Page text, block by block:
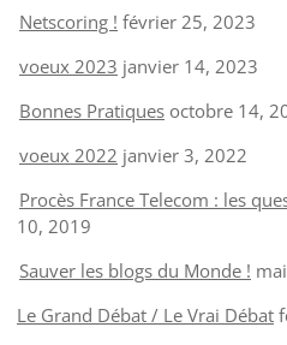
Netscoring ! février 25, 2023
voeux 2023 janvier 14, 2023
Bonnes Pratiques octobre 14,
voeux 2022 janvier 3, 2022
Procès France Telecom : les
10, 2019
Sauver les blogs du Monde !
Le Grand Débat / Le Vrai Débat